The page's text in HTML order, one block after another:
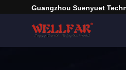
Guangzhou Suenyuet